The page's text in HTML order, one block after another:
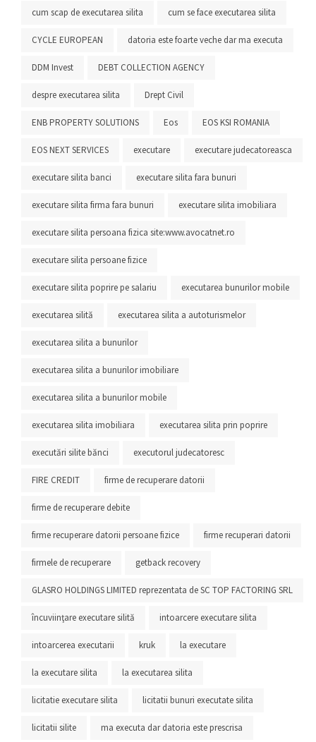
cum scap de executarea silita cum se face executarea silita
CYCLE EUROPEAN datoria este foarte veche dar ma executa
DDM Invest DEBT COLLECTION AGENCY
despre executarea silita Drept Civil
ENB PROPERTY SOLUTIONS Eos EOS KSI ROMANIA
EOS NEXT SERVICES executare executare judecatoreasca
executare silita banci executare silita fara bunuri
executare silita firma fara bunuri executare silita imobiliara
executare silita persoana fizica site:www.avocatnet.ro
executare silita persoane fizice
executare silita poprire pe salariu executarea bunurilor mobile
executarea silită executarea silita a autoturismelor
executarea silita a bunurilor
executarea silita a bunurilor imobiliare
executarea silita a bunurilor mobile
executarea silita imobiliara executarea silita prin poprire
executări silite bănci executorul judecatoresc
FIRE CREDIT firme de recuperare datorii
firme de recuperare debite
firme recuperare datorii persoane fizice firme recuperari datorii
firmele de recuperare getback recovery
GLASRO HOLDINGS LIMITED reprezentata de SC TOP FACTORING SRL
încuviinţare executare silită intoarcere executare silita
intoarcerea executarii kruk la executare
la executare silita la executarea silita
licitatie executare silita licitatii bunuri executate silita
licitatii silite ma executa dar datoria este prescrisa